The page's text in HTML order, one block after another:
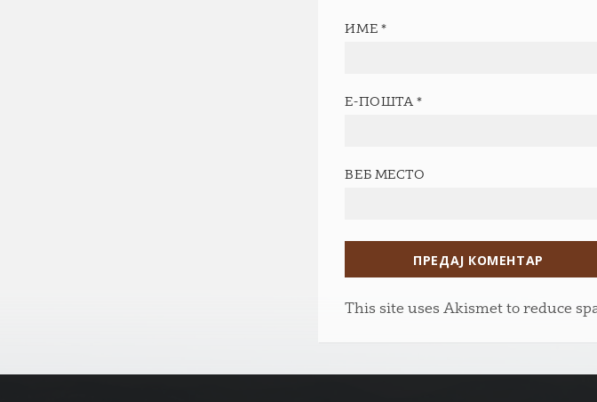
ИМЕ *
Е-ПОШТА *
ВЕБ МЕСТО
This site uses Akismet to reduce